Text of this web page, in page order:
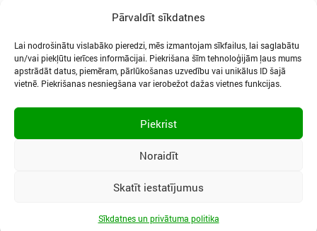
Pārvaldīt sīkdatnes
Lai nodrošinātu vislabāko pieredzi, mēs izmantojam sīkfailus, lai saglabātu
un/vai piekļūtu ierīces informācijai. Piekrišana šīm tehnoloģijām ļaus mums
apstrādāt datus, piemēram, pārlūkošanas uzvedību vai unikālus ID šajā
vietnē. Piekrišanas nesniegšana var ierobežot dažas vietnes funkcijas.
Piekrist
Noraidīt
Skatīt iestatījumus
Sīkdatnes un privātuma politika
LIETOŠANAS NOTEIKUMI
Vidzemes iela 3, Ogre, LV-5001 | Tālr.:65067496